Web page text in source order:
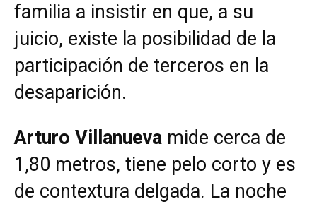
familia a insistir en que, a su
juicio, existe la posibilidad de la
participación de terceros en la
desaparición.
Arturo Villanueva mide cerca de
1,80 metros, tiene pelo corto y es
de contextura delgada. La noche